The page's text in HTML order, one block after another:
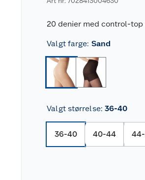
20 denier med control-
Valgt farge: Sand
Valgt størrelse: 36-40
36-40 40-44